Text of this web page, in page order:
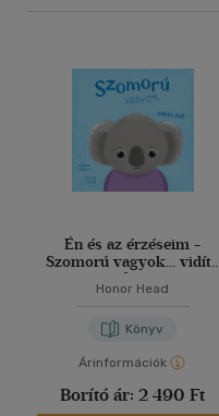
Én és az érzéseim -
Szomorú vagyok... vidíts
fel!
Honor Head
Könyv
Árinformációk
Borító ár: 2 490 Ft